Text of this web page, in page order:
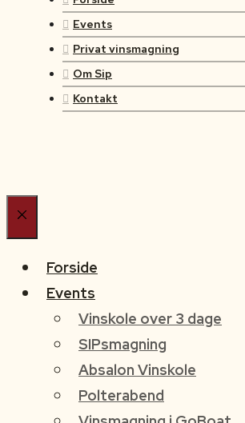
Events
Privat vinsmagning
Om Sip
Kontakt
Forside
Events
Vinskole over 3 dage
SIPsmagning
Absalon Vinskole
Polterabend